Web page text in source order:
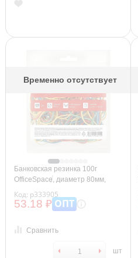
Временно отсутствует
Банковская резинка 100г
OfficeSpace, диаметр 80мм,
ассорти, европодвес
Код: р333905
53.18 ₽ ОПТ
Сравнить
шт